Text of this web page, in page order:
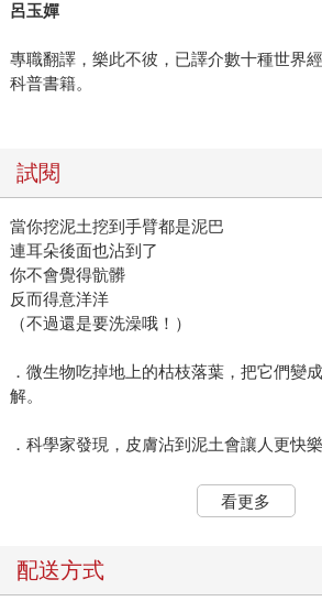
呂玉嬋
專職翻譯，樂此不彼，已譯介數十種世界
科普書籍。
試閱
當你挖泥土挖到手臂都是泥巴
連耳朵後面也沾到了
你不會覺得骯髒
反而得意洋洋
（不過還是要洗澡哦！）
．微生物吃掉地上的枯枝落葉，把它們變
解。
．科學家發現，皮膚沾到泥土會讓人更快樂
．土壤裡有小片的岩石，也有小塊的腐爛植
看更多
配送方式